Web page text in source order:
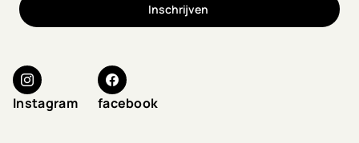
Inschrijven
Instagram facebook